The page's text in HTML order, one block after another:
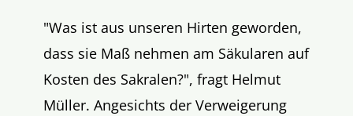
"Was ist aus unseren Hirten geworden,
dass sie Maß nehmen am Säkularen auf
Kosten des Sakralen?", fragt Helmut
Müller. Angesichts der Verweigerung